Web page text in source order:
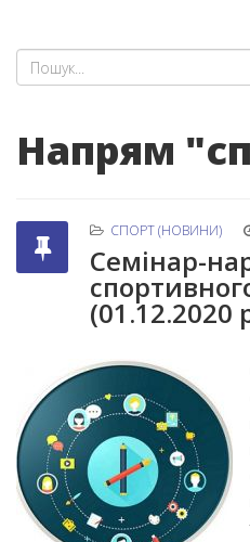
Напрям
СПОРТ (НОВИНИ)
Семінар-
(01.12.2020